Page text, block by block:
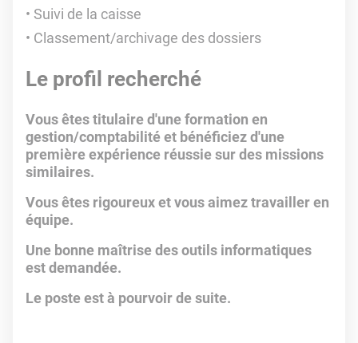
Suivi de la caisse
Classement/archivage des dossiers
Le profil recherché
Vous êtes titulaire d'une formation en
gestion/comptabilité et bénéficiez d'une
première expérience réussie sur des missions
similaires.
Vous êtes rigoureux et vous aimez travailler en
équipe.
Une bonne maîtrise des outils informatiques
est demandée.
Le poste est à pourvoir de suite.